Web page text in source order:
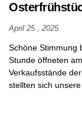
April 25 , 2025
Schöne Stimmung
Stunde öffneten
Verkaufsstände
stellten sich